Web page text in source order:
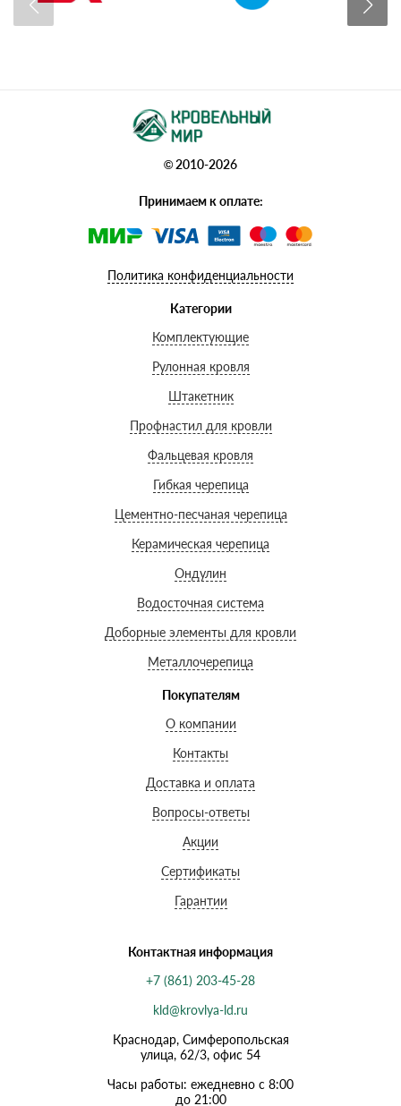
© 2010-2026
Принимаем к оплате:
Политика конфиденциальности
Категории
Комплектующие
Рулонная кровля
Штакетник
Профнастил для кровли
Фальцевая кровля
Гибкая черепица
Цементно-песчаная черепица
Керамическая черепица
Ондулин
Водосточная система
Доборные элементы для кровли
Металлочерепица
Покупателям
О компании
Контакты
Доставка и оплата
Вопросы-ответы
Акции
Сертификаты
Гарантии
Контактная информация
+7 (861) 203-45-28
kld@krovlya-ld.ru
Краснодар, Симферопольская
улица, 62/3, офис 54
Часы работы: ежедневно с 8:00
до 21:00